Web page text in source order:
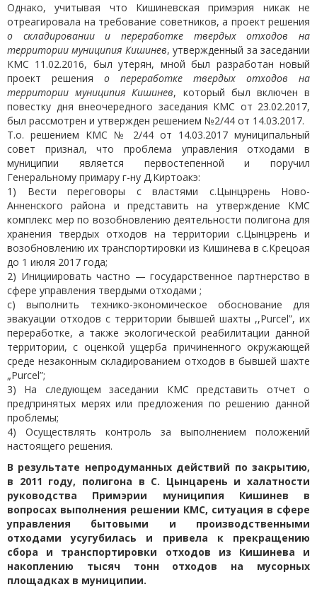
Однако, учитывая что Кишиневская примэрия никак не
отреагировала на требование советников, а проект решения
о складировании и переработке твердых отходов на
территории муниципия Кишинев, утвержденный за заседании
КМС 11.02.2016, был утерян, мной был разработан новый
проект решения о переработке твердых отходов на
территории муниципия Кишинев, который был включен в
повестку дня внеочередного заседания КМС от 23.02.2017,
был рассмотрен и утвержден решением №2/44 от 14.03.2017.
Т.о. решением КМС № 2/44 от 14.03.2017 муниципальный
совет признал, что проблема управления отходами в
муниципии является первостепенной и поручил
Генеральному примару г-ну Д.Киртоакэ:
1) Вести переговоры с властями с.Цынцэрень Ново-
Анненского района и представить на утверждение КМС
комплекс мер по возобновлению деятельности полигона для
хранения твердых отходов на территории с.Цынцэрень и
возобновлению их транспортировки из Кишинева в с.Крецоая
до 1 июля 2017 года;
2) Инициировать частно — государственное партнерство в
сфере управления твердыми отходами ;
c) выполнить технико-экономическое обоснование для
эвакуации отходов с территории бывшей шахты ,,Purcel”, их
переработке, а также экологической реабилитации данной
территории, с оценкой ущерба причиненного окружающей
среде незаконным складированием отходов в бывшей шахте
„Purcel”;
3) На следующем заседании КМС представить отчет о
предпринятых мерях или предложения по решению данной
проблемы;
4) Осуществлять контроль за выполнением положений
настоящего решения.
В результате непродуманных действий по закрытию,
в 2011 году, полигона в С. Цынцарень и халатности
руководства Примэрии муниципия Кишинев в
вопросах выполнения решении КМС, ситуация в сфере
управления бытовыми и производственными
отходами усугубилась и привела к прекращению
сбора и транспортировки отходов из Кишинева и
накоплению тысяч тонн отходов на мусорных
площадках в муниципии.